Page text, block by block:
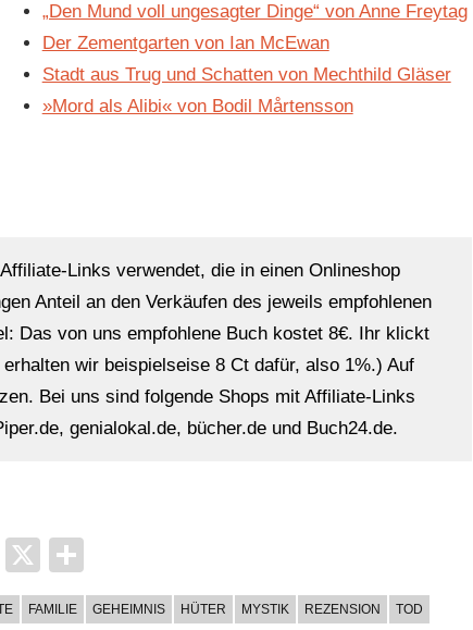
„Den Mund voll ungesagter Dinge“ von Anne Freytag
Der Zementgarten von Ian McEwan
Stadt aus Trug und Schatten von Mechthild Gläser
»Mord als Alibi« von Bodil Mårtensson
Links verwendet, die in einen Onlineshop
Anteil an den Verkäufen des jeweils empfohlenen
Das von uns empfohlene Buch kostet 8€. Ihr klickt
wir beispielseise 8 Ct dafür, also 1%.) Auf
Bei uns sind folgende Shops mit Affiliate-Links
genialokal.de, bücher.de und Buch24.de.
Threads
X
FAMILIE GEHEIMNIS HÜTER MYSTIK REZENSION
TOD